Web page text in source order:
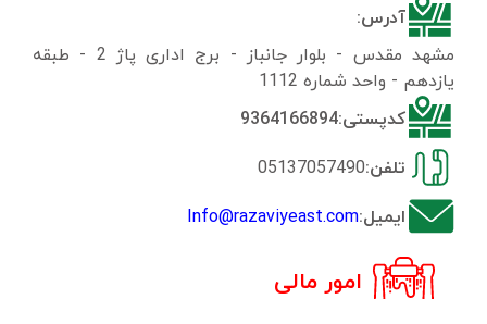
آدرس:
مشهد مقدس - بلوار جانباز - برج اداری پاژ 2 - طبقه
یازدهم - واحد شماره 1112
کدپستی:9364166894
تلفن:05137057490
ایمیل:Info@razaviyeast.com
امور مالی